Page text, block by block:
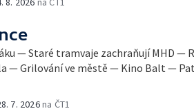
— Staré tramvaje zachraňují MHD —
— Grilování ve městě — Kino Balt —
7. 2026na ČT1